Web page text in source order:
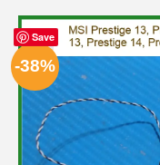
Save
-38%